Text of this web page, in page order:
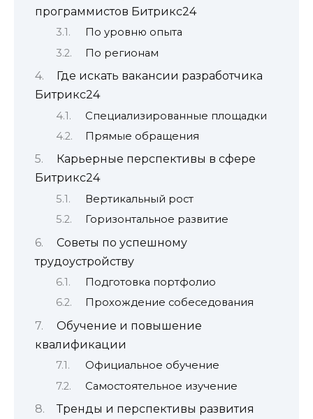
программистов Битрикс24
По уровню опыта
По регионам
Где искать вакансии разработчика
Битрикс24
Специализированные площадки
Прямые обращения
Карьерные перспективы в сфере
Битрикс24
Вертикальный рост
Горизонтальное развитие
Советы по успешному
трудоустройству
Подготовка портфолио
Прохождение собеседования
Обучение и повышение
квалификации
Официальное обучение
Самостоятельное изучение
Тренды и перспективы развития